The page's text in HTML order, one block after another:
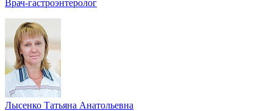
Врач-гастроэнтеролог
Лысенко Татьяна Анатольевна